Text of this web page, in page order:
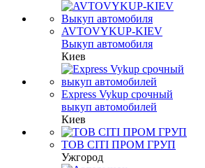
AVTOVYKUP-KIEV
Выкуп автомобиля
Киев
Express Vykup срочный
выкуп автомобилей
Киев
ТОВ СІТІ ПРОМ ГРУП
Ужгород